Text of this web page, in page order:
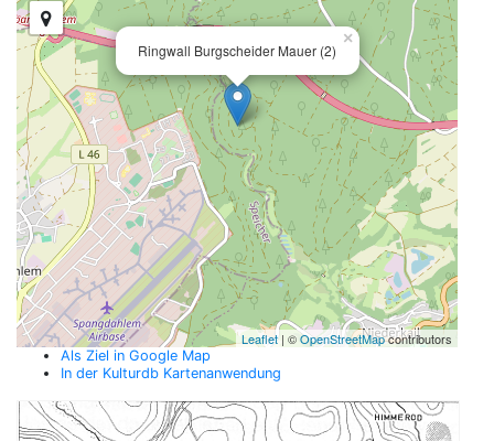
Ringwall Burgscheider Mauer (2)
×
Leaflet| ©OpenStreetMapcontributors
Als Ziel in Google Map
In der Kulturdb Kartenanwendung